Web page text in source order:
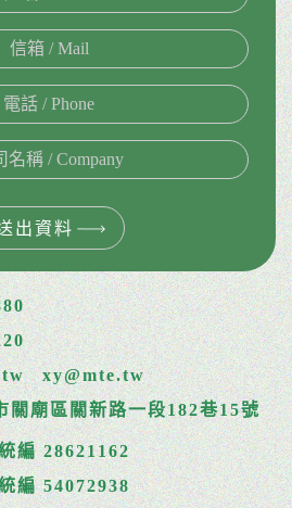
出資料
xy@mte.tw
關廟區關新路一段182巷15號
編 28621162
編 54072938